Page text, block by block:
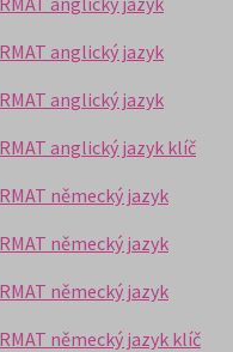
anglický jazyk
anglický jazyk
anglický jazyk klíč
německý jazyk
německý jazyk
německý jazyk
německý jazyk klíč